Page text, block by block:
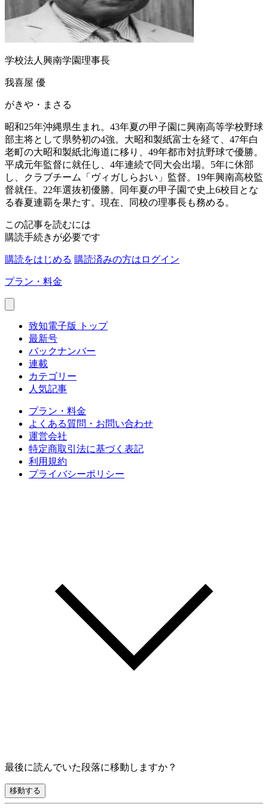
学校法人興南学園理事長
我喜屋 優
がきや・まさる
昭和25年沖縄県生まれ。43年夏の甲子園に興南高等学校野球
部主将として県勢初の4強。大昭和製紙富士を経て、47年白
老町の大昭和製紙北海道に移り、49年都市対抗野球で優勝。
平成元年監督に就任し、4年連続で同大会出場。5年に休部
し、クラブチーム「ヴィガしらおい」監督。19年興南高校監
督就任。22年選抜初優勝。同年夏の甲子園で史上6校目とな
る春夏連覇を果たす。現在、同校の理事長も務める。
この記事を読むには
購読手続きが必要です
購読をはじめる 購読済みの方はログイン
プラン・料金
致知電子版 トップ
最新号
バックナンバー
連載
カテゴリー
人気記事
プラン・料金
よくある質問・お問い合わせ
運営会社
特定商取引法に基づく表記
利用規約
プライバシーポリシー
最後に読んでいた段落に移動しますか？
移動する